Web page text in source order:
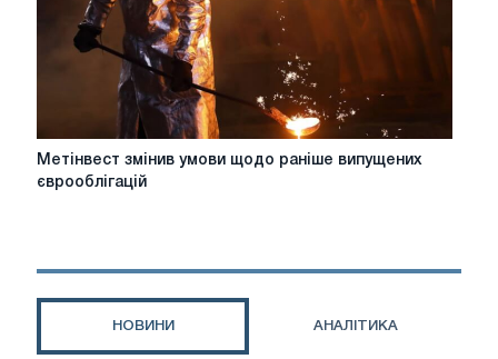
мільйона
доларів
Метінвест
випущених
Метінвест змінив умови щодо раніше випущених
єврооблігацій
НОВИНИ АНАЛІТИКА